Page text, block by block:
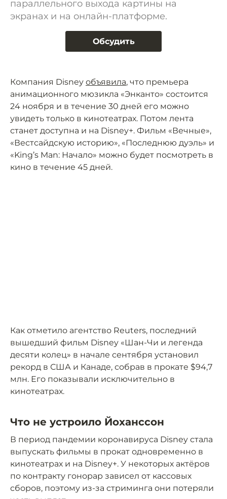
параллельного выхода картины на
экранах и на онлайн-платформе.
Обсудить
Компания Disney объявила, что премьера
анимационного мюзикла «Энканто» состоится
24 ноября и в течение 30 дней его можно
увидеть только в кинотеатрах. Потом лента
станет доступна и на Disney+. Фильм «Вечные»,
«Вестсайдскую историю», «Последнюю дуэль» и
«King’s Man: Начало» можно будет посмотреть в
кино в течение 45 дней.
Как отметило агентство Reuters, последний
вышедший фильм Disney «Шан-Чи и легенда
десяти колец» в начале сентября установил
рекорд в США и Канаде, собрав в прокате $94,7
млн. Его показывали исключительно в
кинотеатрах.
Что не устроило Йоханссон
В период пандемии коронавируса Disney стала
выпускать фильмы в прокат одновременно в
кинотеатрах и на Disney+. У некоторых актёров
по контракту гонорар зависел от кассовых
сборов, поэтому из-за стриминга они потеряли